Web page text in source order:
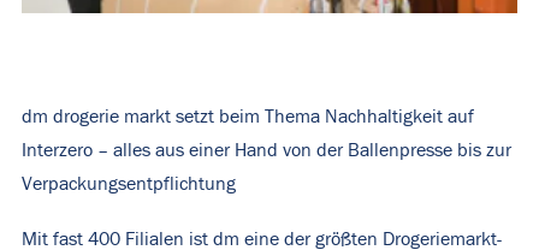
dm drogerie markt setzt beim Thema Nachhaltigkeit auf
Interzero – alles aus einer Hand von der Ballenpresse bis zur
Verpackungsentpflichtung
Mit fast 400 Filialen ist dm eine der größten Drogeriemarkt-